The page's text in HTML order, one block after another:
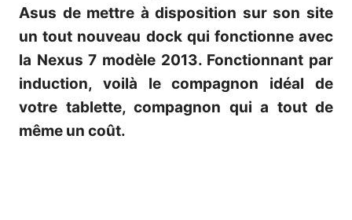
Asus de mettre à disposition sur son site
un tout nouveau dock qui fonctionne avec
la Nexus 7 modèle 2013. Fonctionnant par
induction, voilà le compagnon idéal de
votre tablette, compagnon qui a tout de
même un coût.